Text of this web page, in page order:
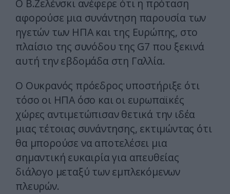
Ο Β.Ζελένσκι ανέφερε ότι η πρόταση
αφορούσε μια συνάντηση παρουσία των
ηγετών των ΗΠΑ και της Ευρώπης, στο
πλαίσιο της συνόδου της G7 που ξεκινά
αυτή την εβδομάδα στη Γαλλία.
Ο Ουκρανός πρόεδρος υποστήριξε ότι
τόσο οι ΗΠΑ όσο και οι ευρωπαϊκές
χώρες αντιμετώπισαν θετικά την ιδέα
μιας τέτοιας συνάντησης, εκτιμώντας ότι
θα μπορούσε να αποτελέσει μια
σημαντική ευκαιρία για απευθείας
διάλογο μεταξύ των εμπλεκόμενων
πλευρών.